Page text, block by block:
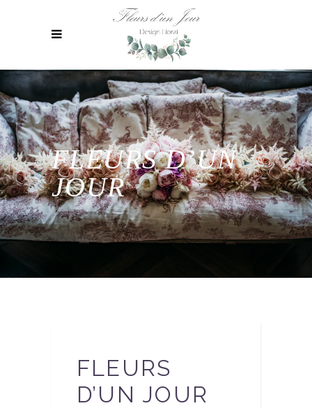
FLEURS D’UN
JOUR
FLEURS
D’UN JOUR